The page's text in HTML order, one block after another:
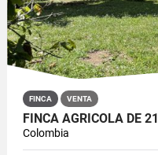
FINCA VENTA
Colombia